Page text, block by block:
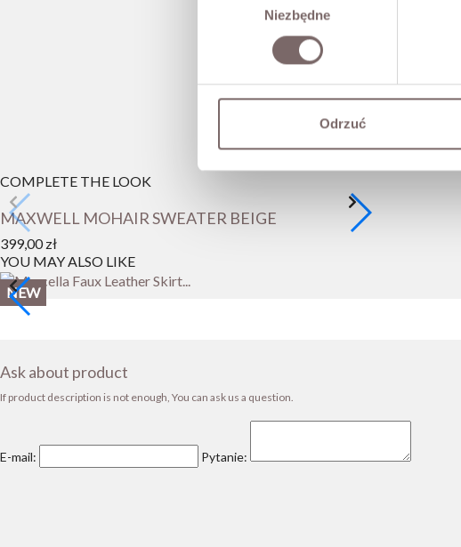
Niezbędne
Odrzuć
COMPLETE THE LOOK
MAXWELL MOHAIR SWEATER BEIGE
399,00 zł
YOU MAY ALSO LIKE
NEW
Ask about product
If product description is not enough, You can ask us a question.
E-mail: Pytanie: